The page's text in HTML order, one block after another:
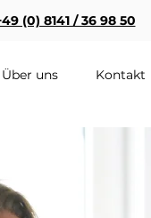
(0) 8141 / 36 98 50
Über uns Kontakt